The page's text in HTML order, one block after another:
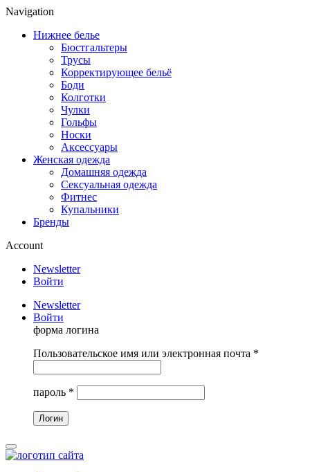
Navigation
Нижнее белье
Бюстгальтеры
Трусы
Корректирующее бельё
Боди
Колготки
Чулки
Гольфы
Носки
Аксессуары
Женская одежда
Домашняя одежда
Сексуальная одежда
Фитнес
Купальники
Бренды
Account
Newsletter
Войти
Newsletter
Войти
форма логина
Пользовательское имя или электронная почта *
пароль *